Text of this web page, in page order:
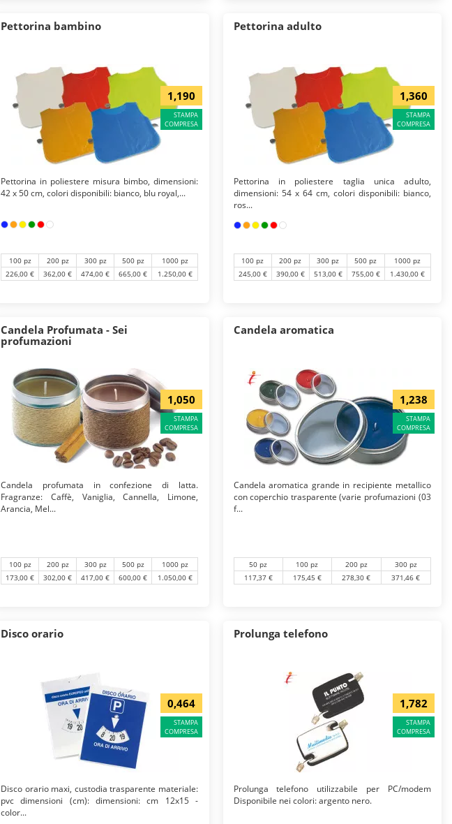
Pettorina bambino
1,190
STAMPA
COMPRESA
Pettorina in poliestere misura bimbo, dimensioni:
42 x 50 cm, colori disponibili: bianco, blu royal,...
100 pz 200 pz 300 pz 500 pz
1000 pz
226,00 €
362,00 € 474,00 € 665,00 € 1.250,00 €
Pettorina adulto
1,360
STAMPA
COMPRESA
Pettorina in poliestere taglia unica adulto,
dimensioni: 54 x 64 cm, colori disponibili: bianco,
ros...
100 pz 200 pz 300 pz 500 pz
1000 pz
245,00 €
390,00 € 513,00 € 755,00 € 1.430,00 €
Candela Profumata - Sei
profumazioni
1,050
STAMPA
COMPRESA
Candela profumata in confezione di latta.
Fragranze: Caffè, Vaniglia, Cannella, Limone,
Arancia, Mel...
100 pz 200 pz 300 pz 500 pz
1000 pz
173,00 €
302,00 € 417,00 € 600,00 € 1.050,00 €
Candela aromatica
1,238
STAMPA
COMPRESA
Candela aromatica grande in recipiente metallico
con coperchio trasparente (varie profumazioni (03
f...
50 pz 100 pz 200 pz
300 pz
117,37 €
175,45 € 278,30 € 371,46 €
Disco orario
0,464
STAMPA
COMPRESA
Disco orario maxi, custodia trasparente materiale:
pvc dimensioni (cm): dimensioni: cm 12x15 -
color...
Prolunga telefono
1,782
STAMPA
COMPRESA
Prolunga telefono utilizzabile per PC/modem
Disponibile nei colori: argento nero.